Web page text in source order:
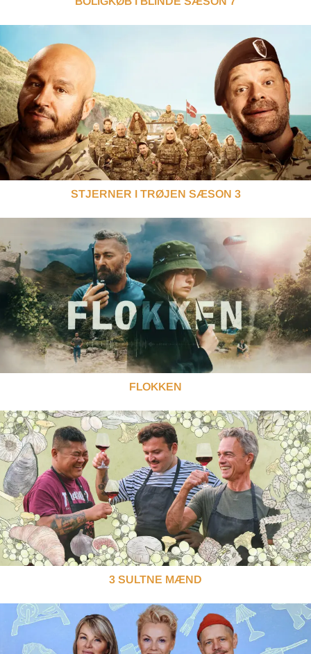
STJERNER I TRØJEN SÆSON 3
FLOKKEN
3 SULTNE MÆND